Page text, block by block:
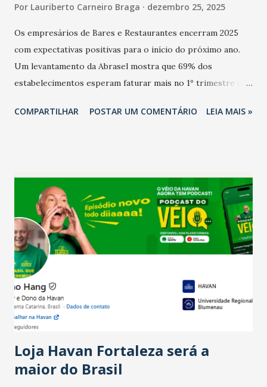
Por Lauriberto Carneiro Braga dezembro 25, 2025
Os empresários de Bares e Restaurantes encerram 2025
com expectativas positivas para o início do próximo ano.
Um levantamento da Abrasel mostra que 69% dos
estabelecimentos esperam faturar mais no 1º trimestre de
relação ao último trimestre deste ano, 56% também
confraternizações de fim de ano e pelo pagamento do 13º
Salário para um número maior de trabalhadores, já que o
país tem a menor taxa de desemprego dos anos recentes.
Ainda segundo a Pesquisa, em novembro de 2025, 40% dos
bares e restaurantes operaram com lucro e outros 40%
registraram equilíbrio financeiro. Já o percentual de
estabelecimentos no prejuízo ficou em 19%, pouco abaixo
do observado no mês anterior. Outros 1% não existiam em
novembro. Em relação a outubro, o faturamento também
cresceu. De acordo com a pesquisa, 44% dos n...
COMPARTILHAR POSTAR UM COMENTÁRIO LEIA MAIS »
Loja Havan Fortaleza será a
maior do Brasil